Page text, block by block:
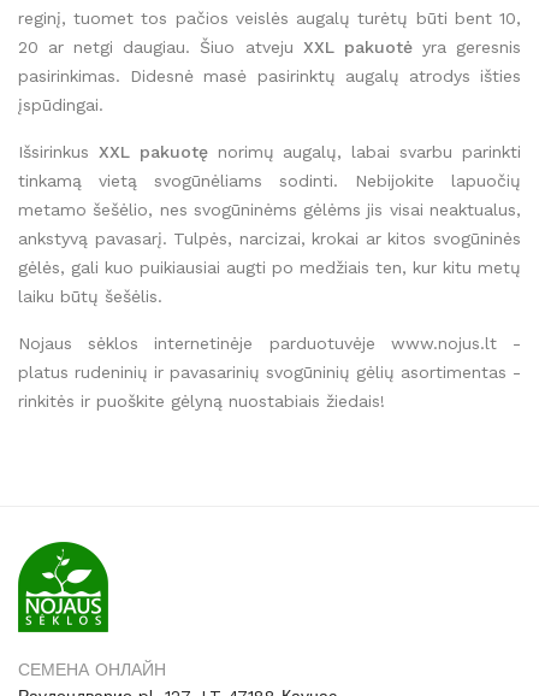
reginį, tuomet tos pačios veislės augalų turėtų būti bent 10,
20 ar netgi daugiau. Šiuo atveju XXL pakuotėyra geresnis
pasirinkimas. Didesnė masė pasirinktų augalų atrodys išties
įspūdingai.
Išsirinkus XXL pakuotęnorimų augalų, labai svarbu parinkti
tinkamą vietą svogūnėliams sodinti. Nebijokite lapuočių
metamo šešėlio, nes svogūninėms gėlėms jis visai neaktualus,
ankstyvą pavasarį. Tulpės, narcizai, krokai ar kitos svogūninės
gėlės, gali kuo puikiausiai augti po medžiais ten, kur kitu metų
laiku būtų šešėlis.
Nojaus sėklos internetinėje parduotuvėje www.nojus.lt -
platus rudeninių ir pavasarinių svogūninių gėlių asortimentas -
rinkitės ir puoškite gėlyną nuostabiais žiedais!
СЕМЕНА ОНЛАЙН